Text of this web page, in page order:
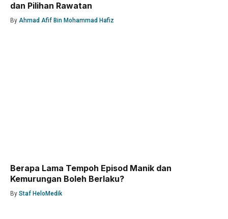
dan Pilihan Rawatan
By Ahmad Afif Bin Mohammad Hafiz
Berapa Lama Tempoh Episod Manik dan
Kemurungan Boleh Berlaku?
By Staf HeloMedik